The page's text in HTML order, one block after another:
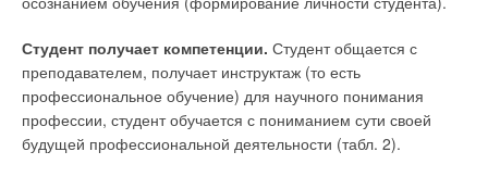
Студент получает компетенции. Студент общается с
преподавателем, получает инструктаж (то есть
профессиональное обучение) для научного понимания
профессии, студент обучается с пониманием сути своей
будущей профессиональной деятельности (табл. 2).